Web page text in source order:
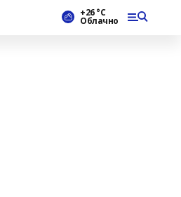
+26 °С
Облачно